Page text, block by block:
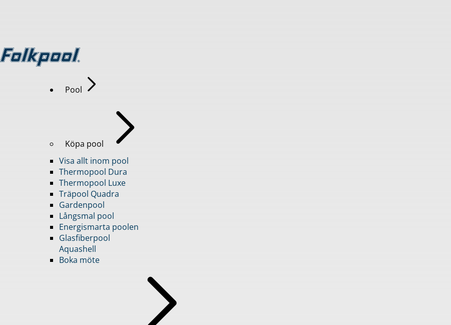
Pool
Köpa pool
Visa allt inom pool
Thermopool Dura
Thermopool Luxe
Träpool Quadra
Gardenpool
Långsmal pool
Energismarta poolen
Glasfiberpool
Aquashell
Boka möte